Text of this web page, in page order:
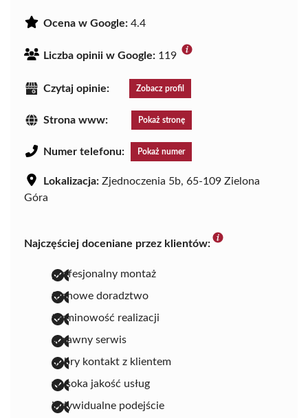
Ocena w Google: 4.4
Liczba opinii w Google: 119
Czytaj opinie: Zobacz profil
Strona www: Pokaż stronę
Numer telefonu: Pokaż numer
Lokalizacja: Zjednoczenia 5b, 65-109 Zielona
Góra
Najczęściej doceniane przez klientów:
profesjonalny montaż
fachowe doradztwo
terminowość realizacji
sprawny serwis
dobry kontakt z klientem
wysoka jakość usług
indywidualne podejście